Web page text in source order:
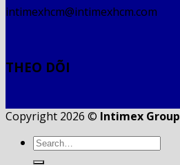
intimexhcm@intimexhcm.com
THEO DÕI
Copyright 2026 © Intimex Group